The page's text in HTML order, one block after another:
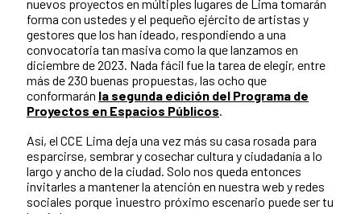
nuevos proyectos en múltiples lugares de Lima tomarán
forma con ustedes y el pequeño ejército de artistas y
gestores que los han ideado, respondiendo a una
convocatoria tan masiva como la que lanzamos en
diciembre de 2023. Nada fácil fue la tarea de elegir, entre
más de 230 buenas propuestas, las ocho que
conformarán la segunda edición del Programa de
Proyectos en Espacios Públicos.
Así, el CCE Lima deja una vez más su casa rosada para
esparcirse, sembrar y cosechar cultura y ciudadanía a lo
largo y ancho de la ciudad. Solo nos queda entonces
invitarles a mantener la atención en nuestra web y redes
sociales porque ¡nuestro próximo escenario puede ser tu